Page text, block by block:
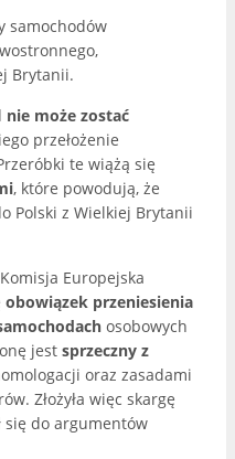
samochodów
Brytanii.
nie może zostać
przełożenie
te wiążą się
, które powodują, że
Polski z Wielkiej Brytanii
Europejska
obowiązek przeniesienia
osobowych
jest sprzeczny z
oraz zasadami
Złożyła więc skargę
się do argumentów